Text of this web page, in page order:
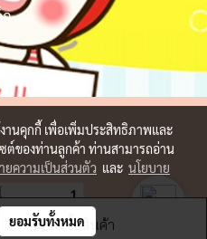
สั่งซื้อสินค้า
ก
1
านคุกกี้ เพื่อเพิ่มประสิทธิภาพและ
ต์ของท่านลูกค้า ท่านสามารถอ่าน
ยความเป็นส่วนตัว และ นโยบาย
ยอมรับทั้งหมด